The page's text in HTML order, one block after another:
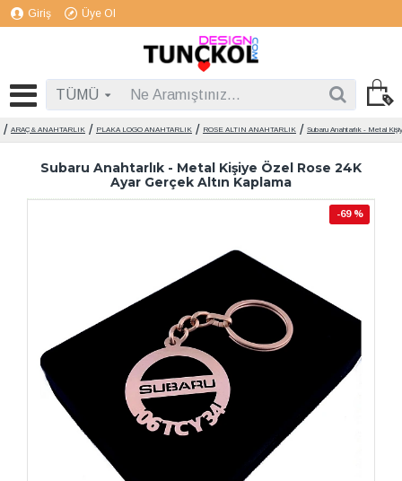
Giriş Üye Ol
TÜMÜ
ARAÇ & ANAHTARLIK PLAKA LOGO ANAHTARLIK ROSE ALTIN ANAHTARLIK Subaru Anahtarlık - Metal
Subaru Anahtarlık - Metal Kişiye Özel Rose 24K
Ayar Gerçek Altın Kaplama
-69 %